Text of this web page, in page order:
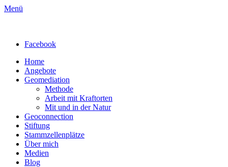
Menü
Facebook
Home
Angebote
Geomediation
Methode
Arbeit mit Kraftorten
Mit und in der Natur
Geoconnection
Stiftung
Stammzellenplätze
Über mich
Medien
Blog